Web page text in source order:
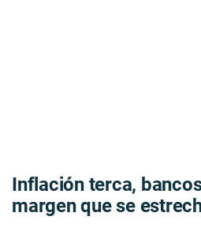
Inflación terca,
margen que se